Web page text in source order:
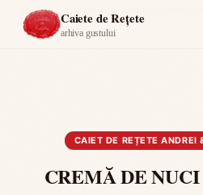
Caiete de Rețete
arhiva gustului
Acasă ›
FOITAJ
CAIET DE REȚETE ANDREI
CREMĂ DE